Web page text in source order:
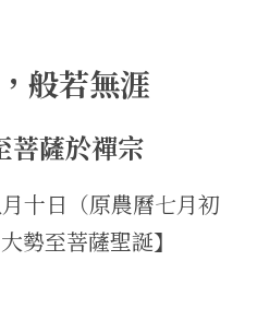
般若無涯
薩於禪宗
十日（原農曆七月初
勢至菩薩聖誕】